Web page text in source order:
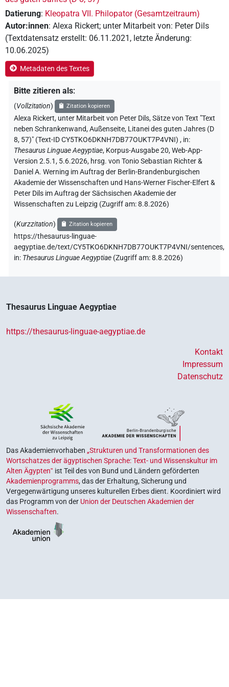
Datierung: Kleopatra VII. Philopator (Gesamtzeitraum)
Autor:innen: Alexa Rickert; unter Mitarbeit von: Peter Dils
(Textdatensatz erstellt: 06.11.2021 , letzte Änderung:
10.06.2025)
Metadaten des Textes
Bitte zitieren als:
(Vollzitation) Zitation kopieren
Alexa Rickert, unter Mitarbeit von Peter Dils,Sätze von Text "Text
neben Schrankenwand, Außenseite, Litanei des guten Jahres (D
8, 57)" (Text-ID CY5TKO6DKNH7DB77OUKT7P4VNI) , in:
Thesaurus Linguae Aegyptiae, Korpus-Ausgabe 20, Web-App-
Version 2.5.1, 5.6.2026, hrsg. von Tonio Sebastian Richter &
Daniel A. Werning im Auftrag der Berlin-Brandenburgischen
Akademie der Wissenschaften und Hans-Werner Fischer-Elfert &
Peter Dils im Auftrag der Sächsischen Akademie der
Wissenschaften zu Leipzig (Zugriff am:8.8.2026)
(Kurzzitation) Zitation kopieren
https://thesaurus-linguae-
aegyptiae.de/text/CY5TKO6DKNH7DB77OUKT7P4VNI/sentences,
in: Thesaurus Linguae Aegyptiae (Zugriff am:8.8.2026)
Thesaurus Linguae Aegyptiae
https://thesaurus-linguae-aegyptiae.de
Kontakt
Impressum
Datenschutz
Das Akademienvorhaben „Strukturen und Transformationen des
Wortschatzes der ägyptischen Sprache: Text- und Wissenskultur im
Alten Ägypten‟ ist Teil des von Bund und Ländern geförderten
Akademienprogramms, das der Erhaltung, Sicherung und
Vergegenwärtigung unseres kulturellen Erbes dient. Koordiniert wird
das Programm von der Union der Deutschen Akademien der
Wissenschaften.